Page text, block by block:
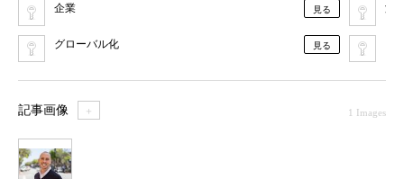
企業 見る
グローバル化 見る
海
記事画像 ＋ 1 Images